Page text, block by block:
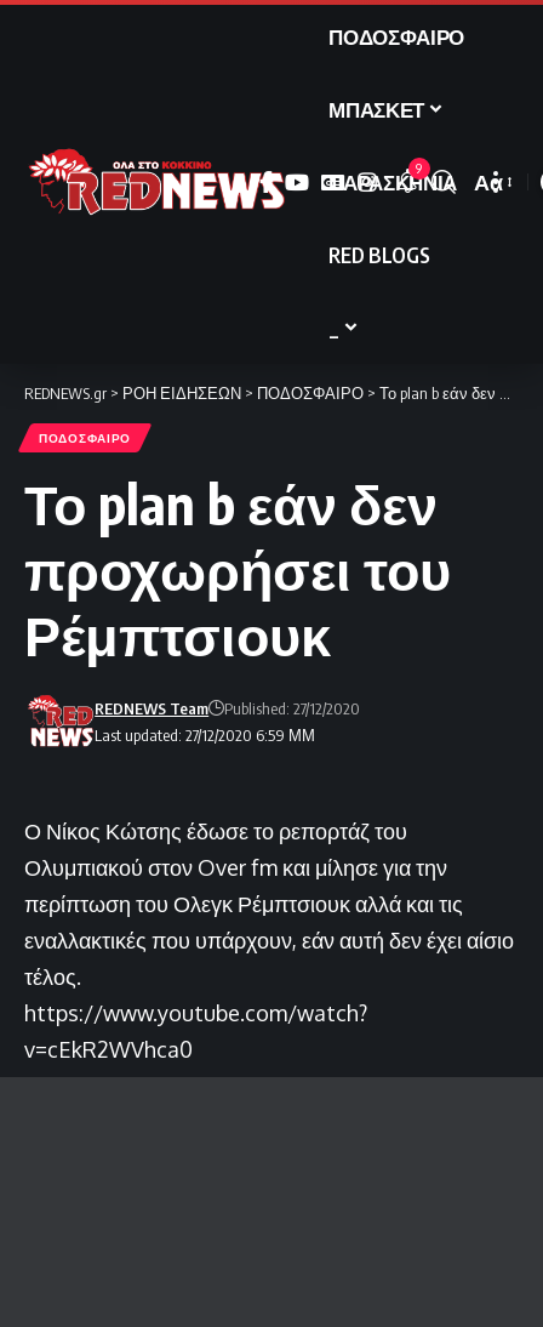
ΠΟΔΟΣΦΑΙΡΟ
ΜΠΑΣΚΕΤ
ΠΑΡΑΣΚΗΝΙΑ
RED BLOGS
9
Font
Αα
REDNEWS.gr > ΡΟΗ ΕΙΔΗΣΕΩΝ > ΠΟΔΟΣΦΑΙΡΟ > Το plan b εάν δεν προχωρήσει του Ρέμπτσιουκ
ΠΟΔΟΣΦΑΙΡΟ
Το plan b εάν δεν
προχωρήσει του
Ρέμπτσιουκ
Last updated: 27/12/2020 6:59 ΜΜ
REDNEWS Team Published: 27/12/2020
Ο Νίκος Κώτσης έδωσε το ρεπορτάζ του
Ολυμπιακού στον Over fm και μίλησε για την
περίπτωση του Ολεγκ Ρέμπτσιουκ αλλά και τις
εναλλακτικές που υπάρχουν, εάν αυτή δεν έχει αίσιο
τέλος.
https://www.youtube.com/watch?
v=cEkR2WVhca0